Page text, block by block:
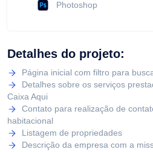
Photoshop
Detalhes do projeto:
Página inicial com filtro para
Detalhes sobre os serviços
Caixa Aqui
Contato para realização de
habitacional
Listagem de propriedades
Descrição da empresa com a